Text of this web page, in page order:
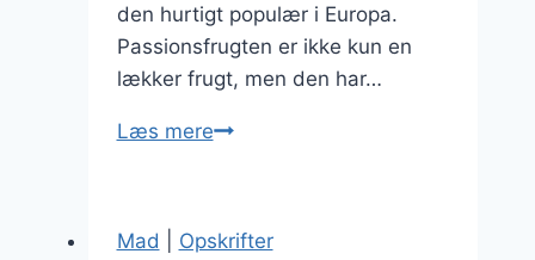
den hurtigt populær i Europa.
Passionsfrugten er ikke kun en
lækker frugt, men den har…
Læs merePassionsfrugt
en
Mad Opskrifter